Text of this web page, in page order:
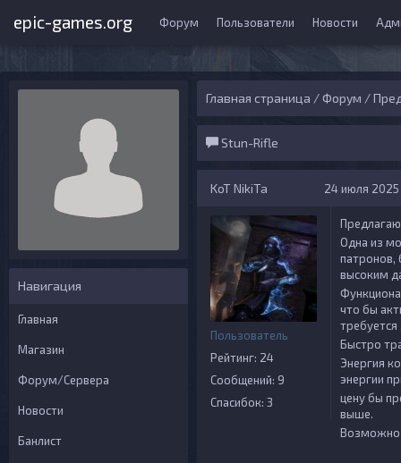
epic-games.org Форум Пользователи Новости
Навигация
Главная
Магазин
Форум/Сервера
Новости
Банлист
Главная страница /Форум /
Stun-Rifle
KoT NikiTa 24 июля 2025
Пользователь
Рейтинг: 24
Сообщений: 9
Спасибок: 3
Одна из
патронов,
высоким
что бы
Быстро
Энергия
энергии
цену бы
выше.
Возможно